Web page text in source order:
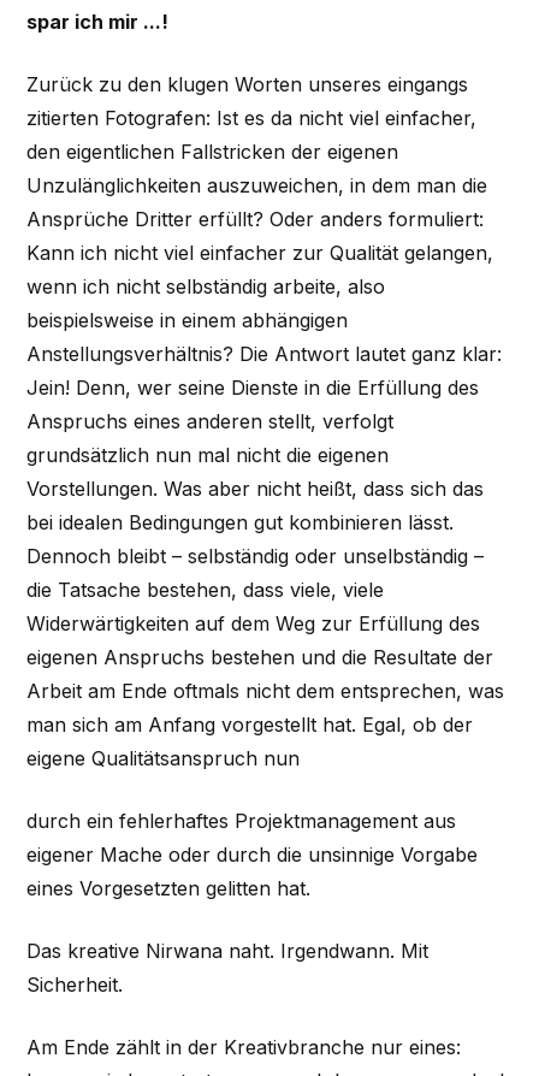
spar ich mir ...!
Zurück zu den klugen Worten unseres eingangs
zitierten Fotografen: Ist es da nicht viel einfacher,
den eigentlichen Fallstricken der eigenen
Unzulänglichkeiten auszuweichen, in dem man die
Ansprüche Dritter erfüllt? Oder anders formuliert:
Kann ich nicht viel einfacher zur Qualität gelangen,
wenn ich nicht selbständig arbeite, also
beispielsweise in einem abhängigen
Anstellungsverhältnis? Die Antwort lautet ganz klar:
Jein! Denn, wer seine Dienste in die Erfüllung des
Anspruchs eines anderen stellt, verfolgt
grundsätzlich nun mal nicht die eigenen
Vorstellungen. Was aber nicht heißt, dass sich das
bei idealen Bedingungen gut kombinieren lässt.
Dennoch bleibt – selbständig oder unselbständig –
die Tatsache bestehen, dass viele, viele
Widerwärtigkeiten auf dem Weg zur Erfüllung des
eigenen Anspruchs bestehen und die Resultate der
Arbeit am Ende oftmals nicht dem entsprechen, was
man sich am Anfang vorgestellt hat. Egal, ob der
eigene Qualitätsanspruch nun
durch ein fehlerhaftes Projektmanagement aus
eigener Mache oder durch die unsinnige Vorgabe
eines Vorgesetzten gelitten hat.
Das kreative Nirwana naht. Irgendwann. Mit
Sicherheit.
Am Ende zählt in der Kreativbranche nur eines: